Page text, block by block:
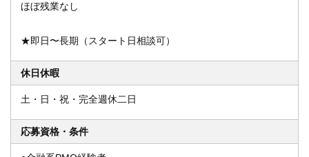
ほぼ残業なし
★即日〜長期（スタート日相談可）
休日休暇
土・日・祝・完全週休二日
応募資格・条件